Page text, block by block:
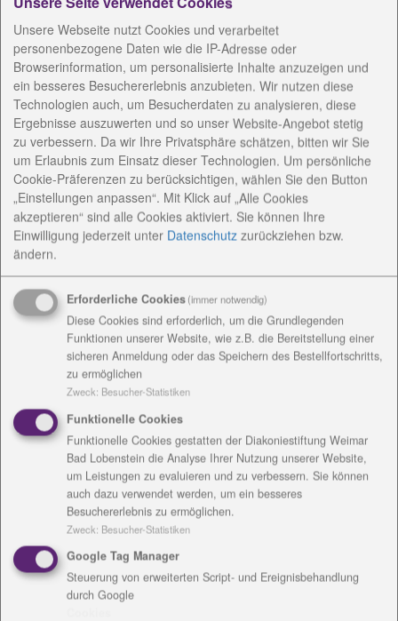
Die Diakoniestiftung begleitet mit dem Ambulant
Betreuten Wohnen in Bad Lobenstein und Umgebung
Klienten im eigenen Wohnumfeld und bietet
Unterstützung bei der Alltagsbewältigung.
Ambulant betreutes Wohnen für Menschen mit
Behinderungen, psychischen Erkrankungen oder
Suchterkrankungen ermöglicht es, in der eigenen
Wohnung selbständig zu leben und angemessene
Unterstützung vor Ort zu erhalten.
Ziel ist die Vermeidung stationärer Hilfen und die
Sicherstellung eigenständiger Teilhabe und
individueller Lebensgestaltung.
AnsprechpartnerInnen
Konzeptionelle Arbeit
Angebote
Einrichtungsanschrift /
Rechnungsanschrift
Unsere Webseite nutzt Cookies und verarbeitet
personenbezogene Daten wie die IP-Adresse oder
Browserinformation, um personalisierte Inhalte anzuzeigen und
ein besseres Besuchererlebnis anzubieten. Wir nutzen diese
Technologien auch, um Besucherdaten zu analysieren, diese
Ergebnisse auszuwerten und so unser Website-Angebot stetig
zu verbessern. Da wir Ihre Privatsphäre schätzen, bitten wir Sie
um Erlaubnis zum Einsatz dieser Technologien. Um persönliche
Cookie-Präferenzen zu berücksichtigen, wählen Sie den Button
„Einstellungen anpassen“. Mit Klick auf „Alle Cookies
akzeptieren“ sind alle Cookies aktiviert. Sie können Ihre
Einwilligung jederzeit unter Datenschutz zurückziehen bzw.
ändern.
Erforderliche Cookies(immer notwendig)
Diese Cookies sind erforderlich, um die Grundlegenden
Funktionen unserer Website, wie z.B. die Bereitstellung einer
sicheren Anmeldung oder das Speichern des Bestellfortschritts,
zu ermöglichen
Zweck: Besucher-Statistiken
Funktionelle Cookies
Funktionelle Cookies gestatten der Diakoniestiftung Weimar
Bad Lobenstein die Analyse Ihrer Nutzung unserer Website,
um Leistungen zu evaluieren und zu verbessern. Sie können
auch dazu verwendet werden, um ein besseres
Besuchererlebnis zu ermöglichen.
Zweck: Besucher-Statistiken
Google Tag Manager
Steuerung von erweiterten Script- und Ereignisbehandlung
durch Google